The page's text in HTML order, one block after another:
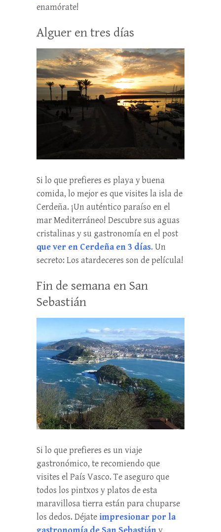
enamórate!
Alguer en tres días
Si lo que prefieres es playa y buena
comida, lo mejor es que visites la isla de
Cerdeña. ¡Un auténtico paraíso en el
mar Mediterráneo! Descubre sus aguas
cristalinas y su gastronomía en el post
que ver en Cerdeña en 3 días. Un
secreto: Los atardeceres son de película!
Fin de semana en San
Sebastián
Si lo que prefieres es un viaje
gastronómico, te recomiendo que
visites el País Vasco. Te aseguro que
todos los pintxos y platos de esta
maravillosa tierra están para chuparse
los dedos. Déjate impresionar por la